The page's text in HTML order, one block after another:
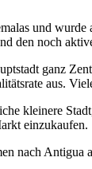
und
den noch
ganz
aus.
kleinere
einzukaufen.
nach